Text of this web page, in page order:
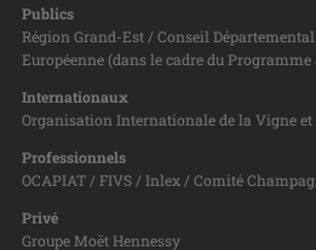
Publics
Région Grand-Est / Conseil
Européenne (dans le cadre du
Internationaux
Organisation Internationale de la Vigne et
Professionnels
OCAPIAT / FIVS / Inlex / Comité
Privé
Groupe Moët Hennessy